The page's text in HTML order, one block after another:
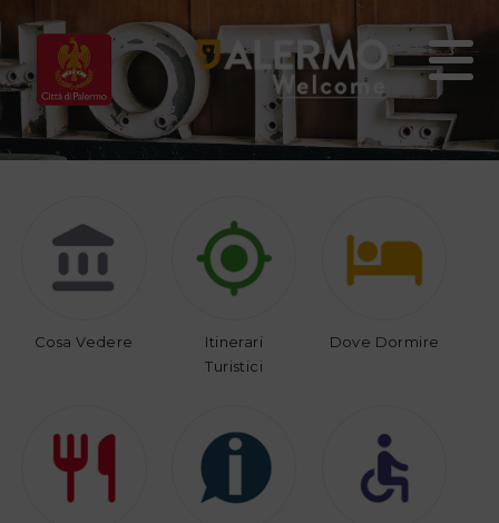
Home
Vivi
Palermo
Organizza
il
tuo
Cosa Vedere
Itinerari
Turistici
Dove Dormire